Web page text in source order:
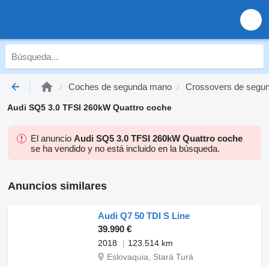
Coches de segunda mano Crossovers de
Audi SQ5 3.0 TFSI 260kW Quattro coche
El anuncio Audi SQ5 3.0 TFSI 260kW Quattro coche
se ha vendido y no está incluido en la búsqueda.
Anuncios similares
Audi Q7 50 TDI S Line
39.990 €
2018
123.514 km
Eslovaquia, Stará Turá